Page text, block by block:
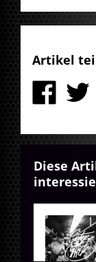
Artikel
Diese